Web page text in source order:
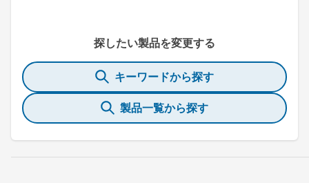
探したい製品を変更する
キーワードから探す
製品一覧から探す